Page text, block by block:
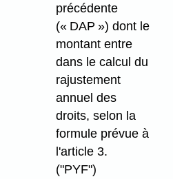
précédente
(« DAP ») dont le
montant entre
dans le calcul du
rajustement
annuel des
droits, selon la
formule prévue à
l'article 3.
("PYF")